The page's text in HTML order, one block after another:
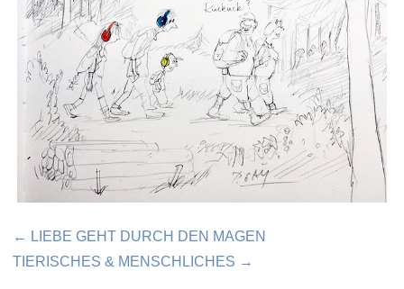
Beitragsnavigation
← LIEBE GEHT DURCH DEN MAGEN
TIERISCHES & MENSCHLICHES →